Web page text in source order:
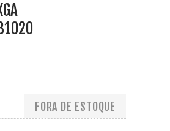
FORA DE ESTOQUE